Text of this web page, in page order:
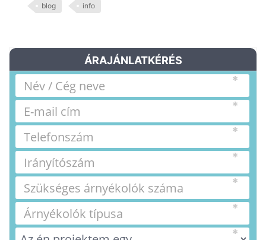
blog info
ÁRAJÁNLATKÉRÉS